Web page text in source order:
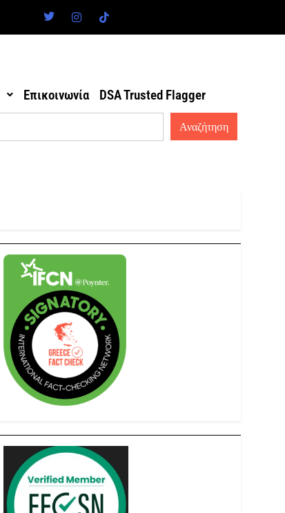
Επικοινωνία DSA Trusted Flagger